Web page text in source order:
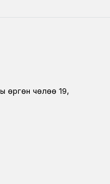
өргөн чөлөө 19,